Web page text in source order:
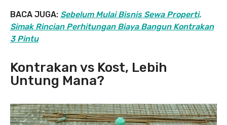
BACA JUGA: Sebelum Mulai Bisnis Sewa Properti,
Simak Rincian Perhitungan Biaya Bangun Kontrakan
3 Pintu
Kontrakan vs Kost, Lebih
Untung Mana?